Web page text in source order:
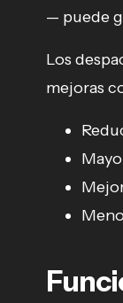
— puede
Los
mejoras